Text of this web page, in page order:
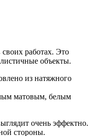
работах. Это
объекты.
из натяжного
матовым, белым
очень эффектно.
стороны.